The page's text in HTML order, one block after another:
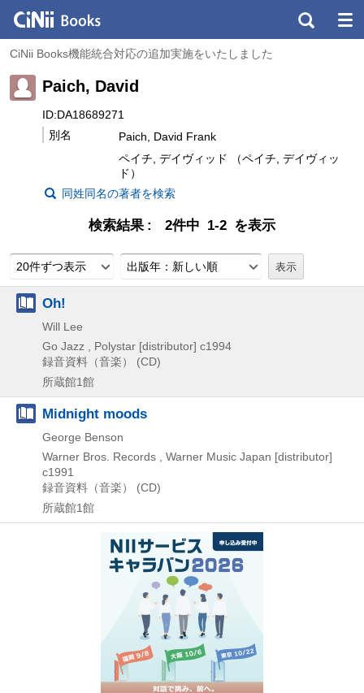
CiNii Books機能統合対応の追加実施をいたしました
Paich, David
ID:DA18689271
別名
Paich, David Frank
ペイチ, デイヴィッド （ペイチ, デイヴィッ
ド）
同姓同名の著者を検索
検索結果 2件中 1-2 を表示
20件ずつ表示 出版年：新しい順
Oh!
Will Lee
Go Jazz , Polystar [distributor] c1994
録音資料（音楽） (CD)
所蔵館1館
Midnight moods
George Benson
Warner Bros. Records , Warner Music Japan [distributor]
c1991
録音資料（音楽） (CD)
所蔵館1館